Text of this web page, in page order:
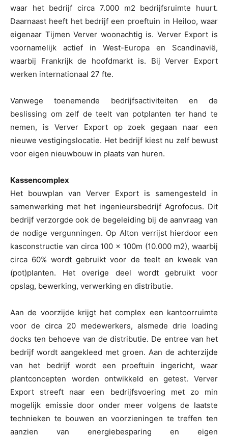
waar het bedrijf circa 7.000 m2 bedrijfsruimte huurt.
Daarnaast heeft het bedrijf een proeftuin in Heiloo, waar
eigenaar Tijmen Verver woonachtig is. Verver Export is
voornamelijk actief in West-Europa en Scandinavië,
waarbij Frankrijk de hoofdmarkt is. Bij Verver Export
werken internationaal 27 fte.
Vanwege toenemende bedrijfsactiviteiten en de
beslissing om zelf de teelt van potplanten ter hand te
nemen, is Verver Export op zoek gegaan naar een
nieuwe vestigingslocatie. Het bedrijf kiest nu zelf bewust
voor eigen nieuwbouw in plaats van huren.
Kassencomplex
Het bouwplan van Verver Export is samengesteld in
samenwerking met het ingenieursbedrijf Agrofocus. Dit
bedrijf verzorgde ook de begeleiding bij de aanvraag van
de nodige vergunningen. Op Alton verrijst hierdoor een
kasconstructie van circa 100 x 100m (10.000 m2), waarbij
circa 60% wordt gebruikt voor de teelt en kweek van
(pot)planten. Het overige deel wordt gebruikt voor
opslag, bewerking, verwerking en distributie.
Aan de voorzijde krijgt het complex een kantoorruimte
voor de circa 20 medewerkers, alsmede drie loading
docks ten behoeve van de distributie. De entree van het
bedrijf wordt aangekleed met groen. Aan de achterzijde
van het bedrijf wordt een proeftuin ingericht, waar
plantconcepten worden ontwikkeld en getest. Verver
Export streeft naar een bedrijfsvoering met zo min
mogelijk emissie door onder meer volgens de laatste
technieken te bouwen en voorzieningen te treffen ten
aanzien van energiebesparing en eigen